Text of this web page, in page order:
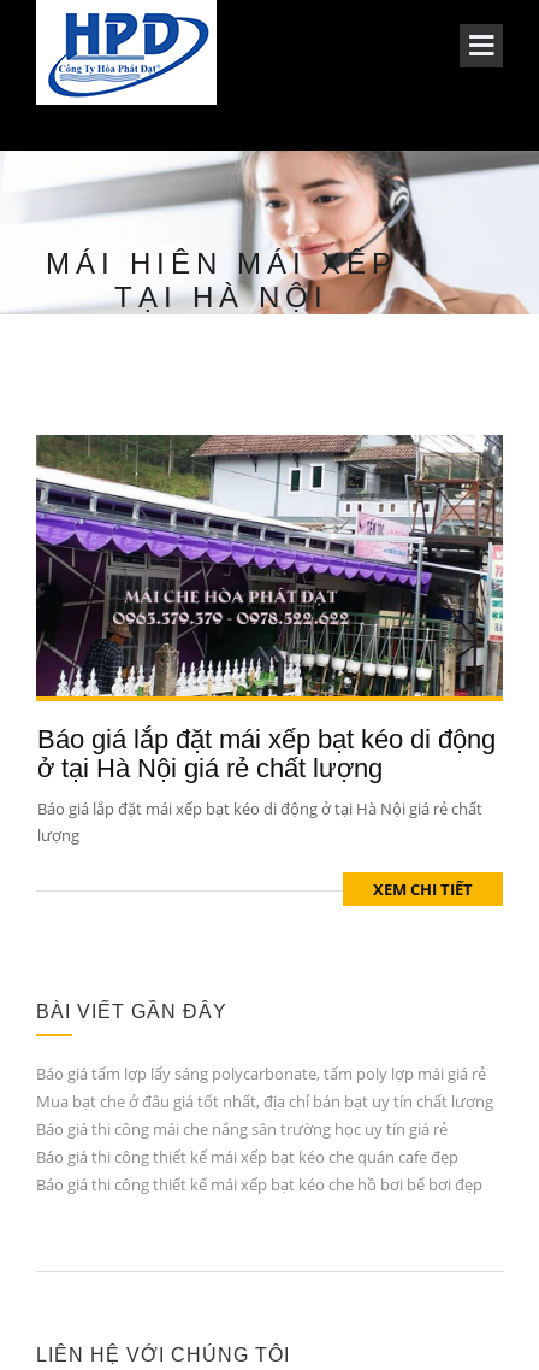
MÁI HIÊN MÁI XẾP
TẠI HÀ NỘI
Báo giá lắp đặt mái xếp bạt kéo di động
ở tại Hà Nội giá rẻ chất lượng
Báo giá lắp đặt mái xếp bạt kéo di động ở tại Hà Nội giá rẻ chất
lượng
XEM CHI TIẾT
BÀI VIẾT GẦN ĐÂY
Báo giá tấm lợp lấy sáng polycarbonate, tấm poly lợp mái giá rẻ
Mua bạt che ở đâu giá tốt nhất, địa chỉ bán bạt uy tín chất lượng
Báo giá thi công mái che nắng sân trường học uy tín giá rẻ
Báo giá thi công thiết kế mái xếp bạt kéo che quán cafe đẹp
Báo giá thi công thiết kế mái xếp bạt kéo che hồ bơi bể bơi đẹp
LIÊN HỆ VỚI CHÚNG TÔI